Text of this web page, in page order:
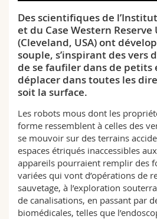
Interfacultaire
Doctorants
Programme des cours
MyUnifr
Des scientifiques de
et du Case Western
(Cleveland, USA) ont
souple, s’inspirant des vers
de se faufiler dans de petits
déplacer dans toutes les
soit la surface.
Les robots mous dont les
forme ressemblent à celles des
se mouvoir sur des terrains
espaces étriqués inaccessibles
appareils pourraient remplir des
variées qui vont d’opérations de
sauvetage, à l’exploration
de canalisations, en passant par
biomédicales, telles que